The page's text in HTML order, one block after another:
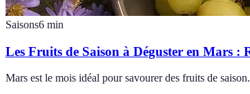
Saisons6 min
Les Fruits de Saison à Déguster en Mars :
Mars est le mois idéal pour savourer des fruits de